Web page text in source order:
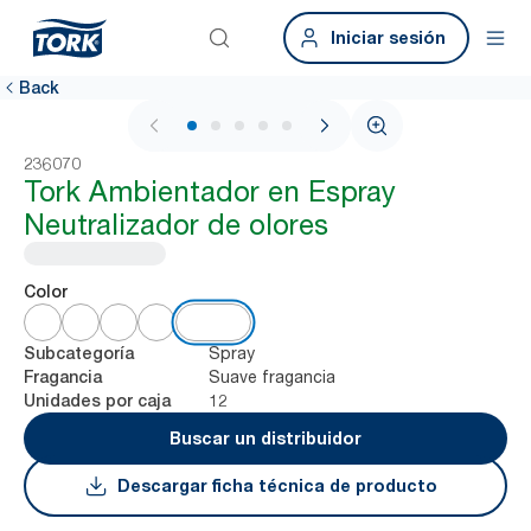
Iniciar sesión
Back
1 / 5
236070
Tork Ambientador en Espray
Neutralizador de olores
Color
Subcategoría Spray
Fragancia Suave fragancia
Unidades por caja
12
Buscar un distribuidor
Descargar ficha técnica de producto